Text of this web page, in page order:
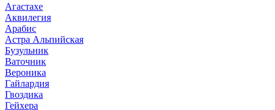
Агастахе
Аквилегия
Арабис
Астра Альпийская
Бузульник
Ваточник
Вероника
Гайлардия
Гвоздика
Гейхера